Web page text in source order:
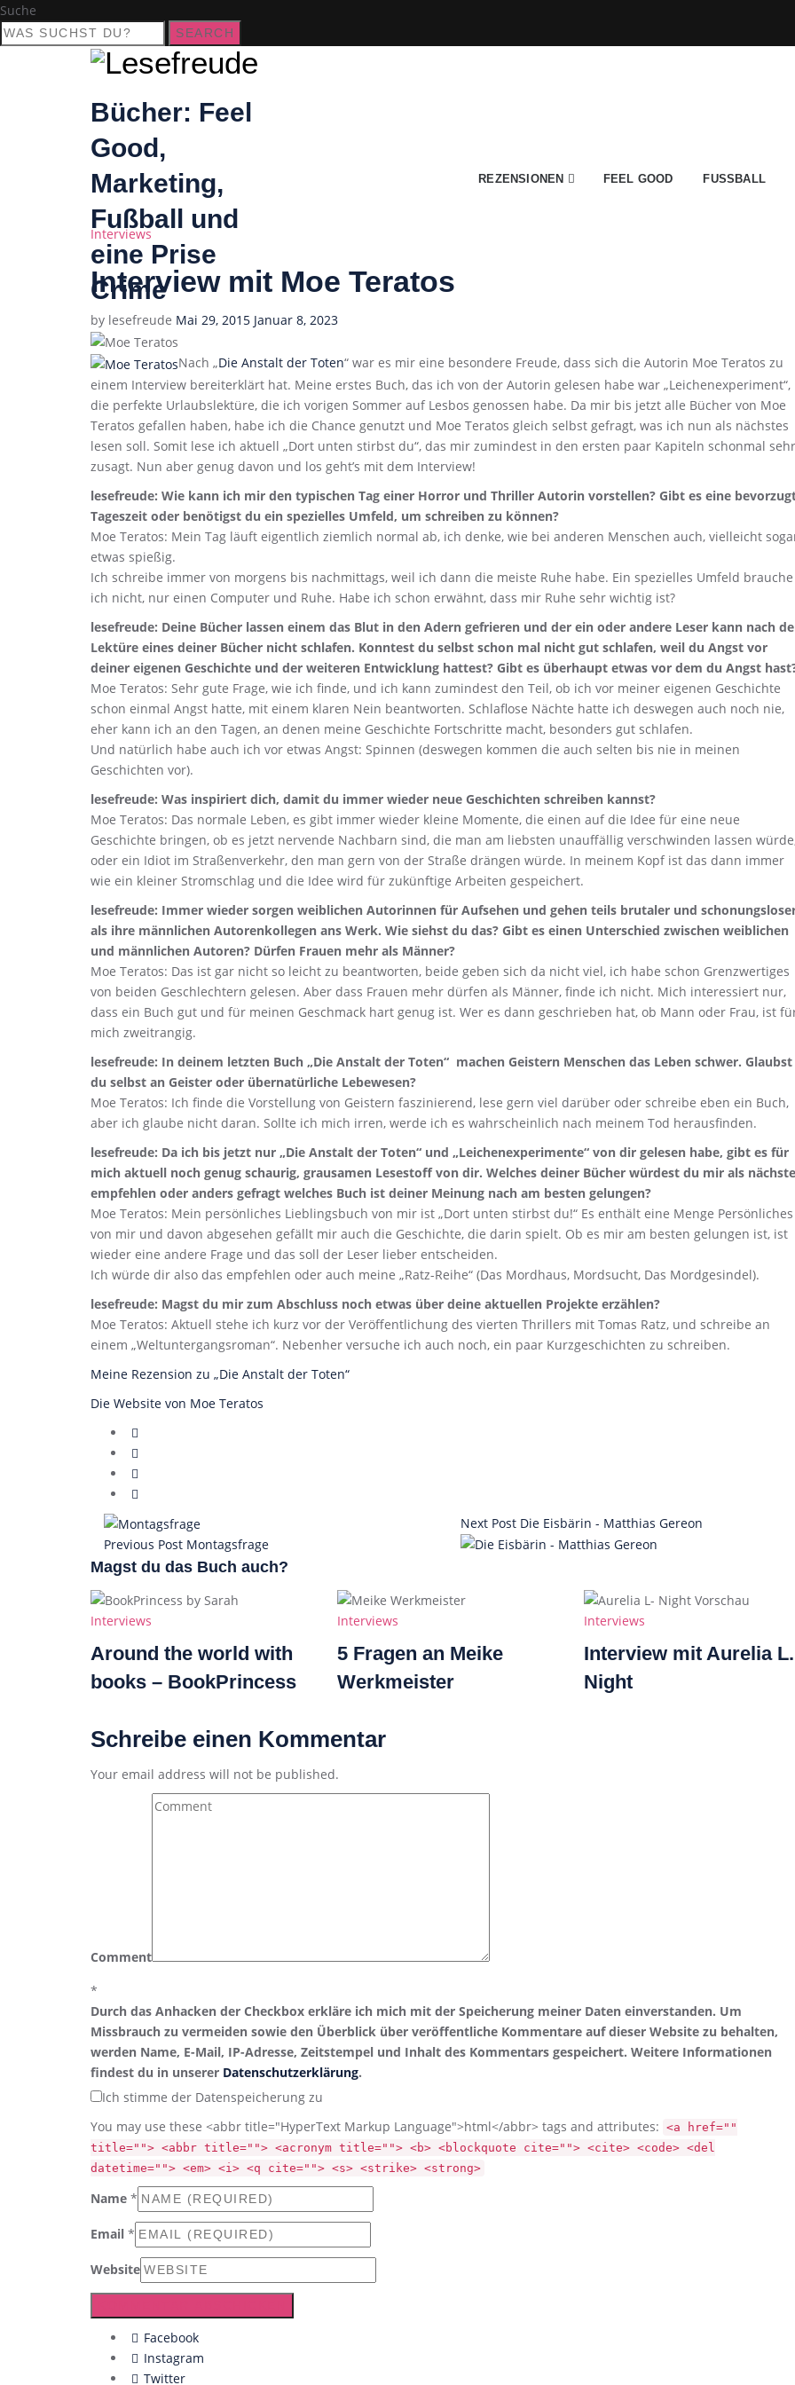
Suche
SEARCH
Bücher: Feel
Good,
Marketing,
Fußball und
eine Prise
Crime
REZENSIONEN FEEL GOOD FUSSBALL
Categories
Interviews
Interview mit Moe Teratos
by lesefreude Posted
on
Mai 29, 2015 Januar 8, 2023
Nach „Die Anstalt der Toten“ war es mir eine besondere Freude, dass sich die Autorin Moe Teratos zu
einem Interview bereiterklärt hat. Meine erstes Buch, das ich von der Autorin gelesen habe war „Leichenexperiment“,
die perfekte Urlaubslektüre, die ich vorigen Sommer auf Lesbos genossen habe. Da mir bis jetzt alle Bücher von Moe
Teratos gefallen haben, habe ich die Chance genutzt und Moe Teratos gleich selbst gefragt, was ich nun als nächstes
lesen soll. Somit lese ich aktuell „Dort unten stirbst du“, das mir zumindest in den ersten paar Kapiteln schonmal sehr
zusagt. Nun aber genug davon und los geht’s mit dem Interview!
lesefreude: Wie kann ich mir den typischen Tag einer Horror und Thriller Autorin vorstellen? Gibt es eine
Tageszeit oder benötigst du ein spezielles Umfeld, um schreiben zu können?
Moe Teratos: Mein Tag läuft eigentlich ziemlich normal ab, ich denke, wie bei anderen Menschen auch, vielleicht
etwas spießig.
Ich schreibe immer von morgens bis nachmittags, weil ich dann die meiste Ruhe habe. Ein spezielles Umfeld brauche
ich nicht, nur einen Computer und Ruhe. Habe ich schon erwähnt, dass mir Ruhe sehr wichtig ist?
lesefreude: Deine Bücher lassen einem das Blut in den Adern gefrieren und der ein oder andere Leser kann nach
Lektüre eines deiner Bücher nicht schlafen. Konntest du selbst schon mal nicht gut schlafen, weil du Angst vor
deiner eigenen Geschichte und der weiteren Entwicklung hattest? Gibt es überhaupt etwas vor dem du Angst
Moe Teratos: Sehr gute Frage, wie ich finde, und ich kann zumindest den Teil, ob ich vor meiner eigenen Geschichte
schon einmal Angst hatte, mit einem klaren Nein beantworten. Schlaflose Nächte hatte ich deswegen auch noch nie,
eher kann ich an den Tagen, an denen meine Geschichte Fortschritte macht, besonders gut schlafen.
Und natürlich habe auch ich vor etwas Angst: Spinnen (deswegen kommen die auch selten bis nie in meinen
Geschichten vor).
lesefreude: Was inspiriert dich, damit du immer wieder neue Geschichten schreiben kannst?
Moe Teratos: Das normale Leben, es gibt immer wieder kleine Momente, die einen auf die Idee für eine neue
Geschichte bringen, ob es jetzt nervende Nachbarn sind, die man am liebsten unauffällig verschwinden lassen
oder ein Idiot im Straßenverkehr, den man gern von der Straße drängen würde. In meinem Kopf ist das dann immer
wie ein kleiner Stromschlag und die Idee wird für zukünftige Arbeiten gespeichert.
lesefreude: Immer wieder sorgen weiblichen Autorinnen für Aufsehen und gehen teils brutaler und
als ihre männlichen Autorenkollegen ans Werk. Wie siehst du das? Gibt es einen Unterschied zwischen weiblichen
und männlichen Autoren? Dürfen Frauen mehr als Männer?
Moe Teratos: Das ist gar nicht so leicht zu beantworten, beide geben sich da nicht viel, ich habe schon Grenzwertiges
von beiden Geschlechtern gelesen. Aber dass Frauen mehr dürfen als Männer, finde ich nicht. Mich interessiert nur,
dass ein Buch gut und für meinen Geschmack hart genug ist. Wer es dann geschrieben hat, ob Mann oder Frau, ist
mich zweitrangig.
lesefreude: In deinem letzten Buch „Die Anstalt der Toten“ machen Geistern Menschen das Leben schwer. Glaubst
du selbst an Geister oder übernatürliche Lebewesen?
Moe Teratos: Ich finde die Vorstellung von Geistern faszinierend, lese gern viel darüber oder schreibe eben ein Buch,
aber ich glaube nicht daran. Sollte ich mich irren, werde ich es wahrscheinlich nach meinem Tod herausfinden.
lesefreude: Da ich bis jetzt nur „Die Anstalt der Toten“ und „Leichenexperimente“ von dir gelesen habe, gibt es für
mich aktuell noch genug schaurig, grausamen Lesestoff von dir. Welches deiner Bücher würdest du mir als
empfehlen oder anders gefragt welches Buch ist deiner Meinung nach am besten gelungen?
Moe Teratos: Mein persönliches Lieblingsbuch von mir ist „Dort unten stirbst du!“ Es enthält eine Menge Persönliches
von mir und davon abgesehen gefällt mir auch die Geschichte, die darin spielt. Ob es mir am besten gelungen ist, ist
wieder eine andere Frage und das soll der Leser lieber entscheiden.
Ich würde dir also das empfehlen oder auch meine „Ratz-Reihe“ (Das Mordhaus, Mordsucht, Das Mordgesindel).
lesefreude: Magst du mir zum Abschluss noch etwas über deine aktuellen Projekte erzählen?
Moe Teratos: Aktuell stehe ich kurz vor der Veröffentlichung des vierten Thrillers mit Tomas Ratz, und schreibe an
einem „Weltuntergangsroman“. Nebenher versuche ich auch noch, ein paar Kurzgeschichten zu schreiben.
Meine Rezension zu „Die Anstalt der Toten“
Die Website von Moe Teratos
Previous Post Montagsfrage
Next Post Die Eisbärin - Matthias Gereon
Magst du das Buch auch?
Categories
Interviews
Around the world with
books – BookPrincess
Categories
Interviews
5 Fragen an Meike
Werkmeister
Categories
Interviews
Interview mit Aurelia L.
Night
Schreibe einen Kommentar
Your email address will not be published.
Comment
*
Durch das Anhacken der Checkbox erkläre ich mich mit der Speicherung meiner Daten einverstanden. Um
Missbrauch zu vermeiden sowie den Überblick über veröffentliche Kommentare auf dieser Website zu behalten,
werden Name, E-Mail, IP-Adresse, Zeitstempel und Inhalt des Kommentars gespeichert. Weitere Informationen
findest du in unserer Datenschutzerklärung.
Ich stimme der Datenspeicherung zu
You may use these <abbr title="HyperText Markup Language">html</abbr> tags and attributes: <a href=""
title=""> <abbr title=""> <acronym title=""> <b> <blockquote cite=""> <cite> <code> <del
datetime=""> <em> <i> <q cite=""> <s> <strike> <strong>
Name *
Email *
Website
Facebook
Instagram
Twitter